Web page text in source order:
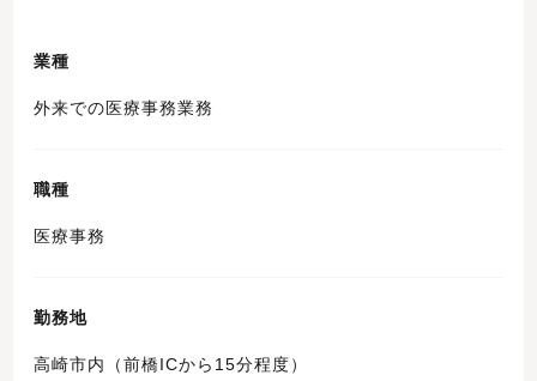
業種
外来での医療事務業務
職種
医療事務
勤務地
高崎市内（前橋ICから15分程度）